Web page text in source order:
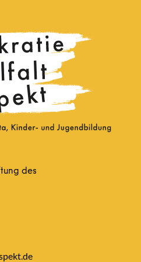
des